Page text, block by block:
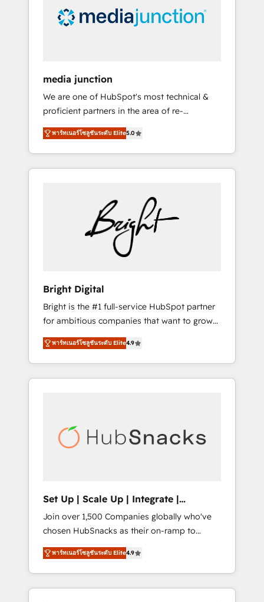
bundle services. Connect with us today!
media junction
We are one of HubSpot's most technical &
proficient partners in the area of re-
platforming, website design & development.
We specialize in multi-hub implementations
for mid-market & enterprise companies. We
are woman-owned, powered by coffee, and
Impact Award 🏆2022 Technical Expertise
Impact Award 🏆2022 Platform Migration
Excellence Impact Award 🏆2020 Elite
Solutions Partner 🏆2019 Integrations
Website Design HubSpot Impact Award 🏆
2017 Website Design HubSpot Impact Award
🏆2016 Growth-Driven Design Agency of the
Year 🏆2016 Sales Enablement HubSpot
Impact Award 🏆2015 Growth-Driven Design
Agency of the Year 🏆2015 Became the 5th
Agency to reach Diamond 🏆2014 HubSpot
Became a HubSpot Partner 📆Founded in
พาร์ทเนอร์โซลูชันระดับ Elite5.0
Bright Digital
Bright is the #1 full-service HubSpot partner
for ambitious companies that want to grow
smarter. From HubSpot onboarding, to
training, from developing a new website to
lead generation and digital marketing; we do
it all (and with great results)! In short, our
modules, integrations - Marketing & sales
solutions: digital marketing, advertising,
people, exciting ideas and can-do mentality,
we ensure revenue growth on a daily basis.
So tell us your challenge; our passionate and
growth driven team of 100+ experts is ready
for you! Driving digital growth |
www.brightdigital.com
พาร์ทเนอร์โซลูชันระดับ Elite4.9
Set Up | Scale Up | Integrate |
HubSnacks FlexPlan
Join over 1,500 Companies globally who've
chosen HubSnacks as their on-ramp to
HubSpot since 2014 Simple pay-as-you-go
plans that accelerate value... 1️⃣ Set Up |
Onboarding New or Check-fixing existing
HubSpot portals 2️⃣ Scale Up | 100% HubSpot
พาร์ทเนอร์โซลูชันระดับ Elite4.9